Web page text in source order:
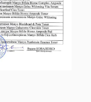
Cleansing Oil
типів шкіри.
глибокі
застосуванням.
ретельне
обов'язково
передпліччя —
олій,
і
змий чистою
процедур